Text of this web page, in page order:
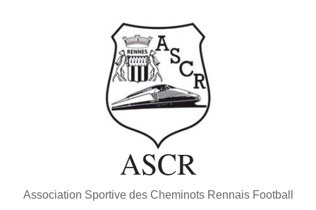
ASCR
Association Sportive des Cheminots Rennais Football